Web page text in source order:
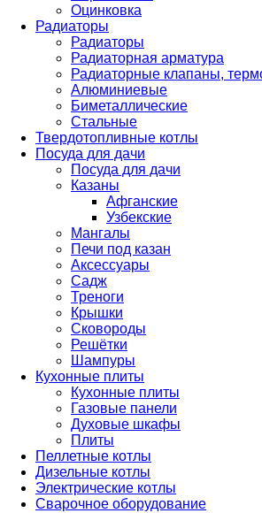
Оцинковка
Радиаторы
Радиаторы
Радиаторная арматура
Радиаторные клапаны,
Алюминиевые
Биметаллические
Стальные
Твердотопливные котлы
Посуда для дачи
Посуда для дачи
Казаны
Афганские
Узбекские
Мангалы
Печи под казан
Аксессуары
Садж
Треноги
Крышки
Сковороды
Решётки
Шампуры
Кухонные плиты
Кухонные плиты
Газовые панели
Духовые шкафы
Плиты
Пеллетные котлы
Дизельные котлы
Электрические котлы
Сварочное оборудование